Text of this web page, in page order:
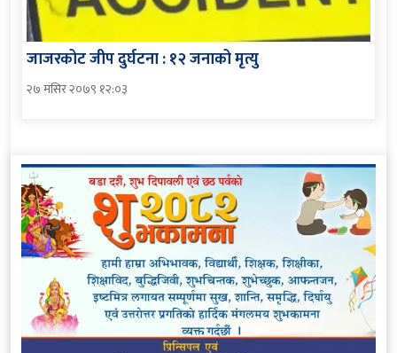
जाजरकोट जीप दुर्घटना : १२ जनाको मृत्यु
२७ मंसिर २०७९ १२:०३